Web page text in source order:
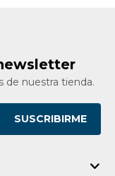
de nuestra tienda.
SUSCRIBIRME